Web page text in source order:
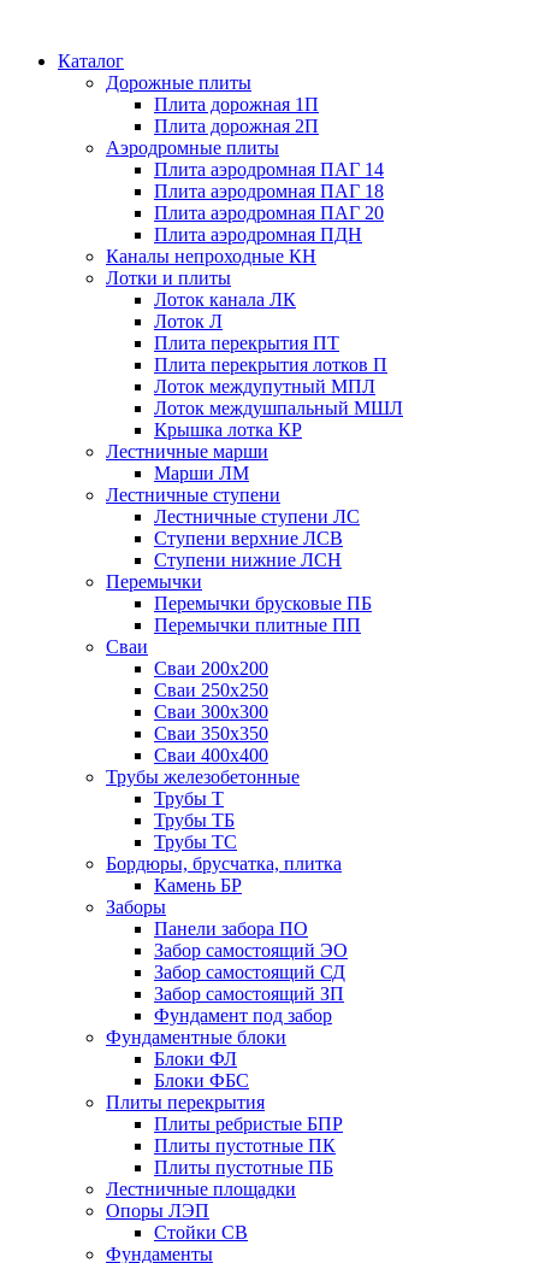
Каталог
Дорожные плиты
Плита дорожная 1П
Плита дорожная 2П
Аэродромные плиты
Плита аэродромная ПАГ 14
Плита аэродромная ПАГ 18
Плита аэродромная ПАГ 20
Плита аэродромная ПДН
Каналы непроходные КН
Лотки и плиты
Лоток канала ЛК
Лоток Л
Плита перекрытия ПТ
Плита перекрытия лотков П
Лоток междупутный МПЛ
Лоток междушпальный МШЛ
Крышка лотка КР
Лестничные марши
Марши ЛМ
Лестничные ступени
Лестничные ступени ЛС
Ступени верхние ЛСВ
Ступени нижние ЛСН
Перемычки
Перемычки брусковые ПБ
Перемычки плитные ПП
Сваи
Сваи 200х200
Сваи 250х250
Сваи 300х300
Сваи 350х350
Сваи 400х400
Трубы железобетонные
Трубы Т
Трубы ТБ
Трубы ТС
Бордюры, брусчатка, плитка
Камень БР
Заборы
Панели забора ПО
Забор самостоящий ЭО
Забор самостоящий СД
Забор самостоящий ЗП
Фyндамент под забор
Фундаментные блоки
Блоки ФЛ
Блоки ФБС
Плиты перекрытия
Плиты ребристые БПР
Плиты пустотные ПК
Плиты пустотные ПБ
Лестничные площадки
Опоры ЛЭП
Стойки СВ
Фундаменты